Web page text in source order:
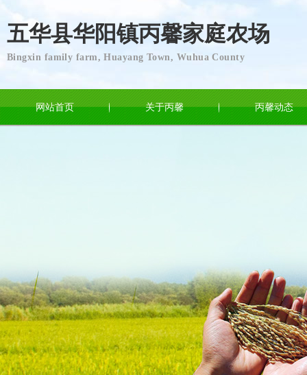
五华县华阳镇丙馨家庭农场
Bingxin family farm, Huayang Town, Wuhua County
网站首页 关于丙馨 丙馨动态